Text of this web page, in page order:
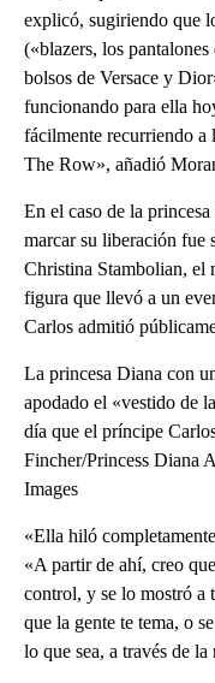
explicó, sugiriendo que
(«blazers, los
bolsos de Versace y
funcionando para ella
fácilmente recurriendo a
The Row», añadió
En el caso de la
marcar su liberación fue
Christina Stambolian, el
figura que llevó a un
Carlos admitió
La princesa Diana con
apodado el «vestido de
día que el príncipe
Fincher/Princess Diana
Images
«Ella hiló
«A partir de ahí, creo
control, y se lo mostró a
que la gente te tema, o
lo que sea, a través de la